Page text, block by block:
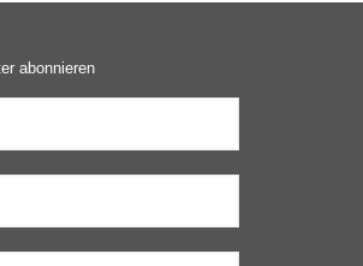
abonnieren